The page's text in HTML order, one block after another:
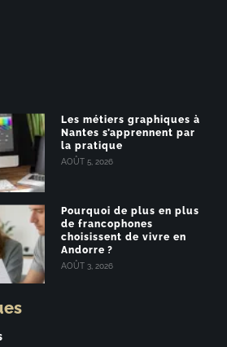
Les métiers graphiques à
Nantes s’apprennent par
la pratique
AOÛT 5, 2026
Pourquoi de plus en plus
de francophones
choisissent de vivre en
Andorre ?
AOÛT 3, 2026